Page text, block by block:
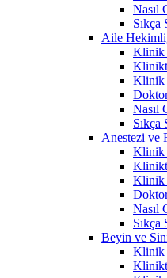
Nasıl
Sıkça
Aile
Klinik
Klinik
Nasıl
Sıkça
Anestezi ve
Klinik
Klinik
Nasıl
Sıkça
Beyin ve
Klinik